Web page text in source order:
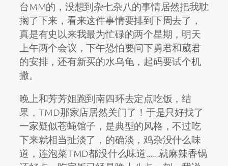
台MM的，没想到杂七杂八的事情居然把我耽
搁了下来，看来这件事情要排到下周去了，
真是有史以来我最为忙碌的两个星期，明天
上午两个会议，下午恐怕要问下勇君和葳君
的安排，还有新买的水乌龟，起码要试个机
撒。
晚上和芳芳姐跑到南四环去定点吃饭，结
果，TMD那家店居然关门了！于是只好找了
一家疑似苍蝇馆子，是典型的风格，不过吃
下来就相当扯淡了，的确淡，鸡杂没什么味
道，连泡菜TMD都没什么味道……就麻辣香锅